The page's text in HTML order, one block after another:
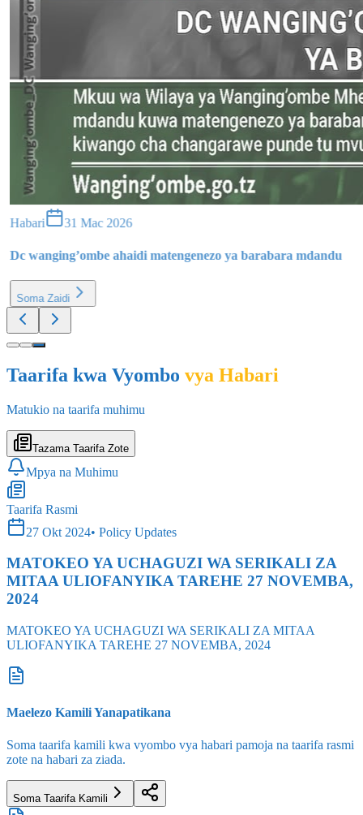
Habari 31 Mac 2026
Dc wanging’ombe ahaidi matengenezo ya barabara mdandu
Soma Zaidi
Taarifa kwa Vyombo vya Habari
Matukio na taarifa muhimu
Tazama Taarifa Zote
Mpya na Muhimu
Taarifa Rasmi
27 Okt 2024• Policy Updates
MATOKEO YA UCHAGUZI WA SERIKALI ZA
MITAA ULIOFANYIKA TAREHE 27 NOVEMBA,
2024
MATOKEO YA UCHAGUZI WA SERIKALI ZA MITAA
ULIOFANYIKA TAREHE 27 NOVEMBA, 2024
Maelezo Kamili Yanapatikana
Soma taarifa kamili kwa vyombo vya habari pamoja na taarifa rasmi
zote na habari za ziada.
Soma Taarifa Kamili